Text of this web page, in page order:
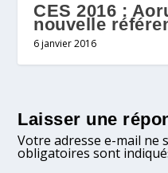
CES 2016 :
nouvelle
6 janvier 2016
Laisser une
Votre adresse e-mail ne
obligatoires sont